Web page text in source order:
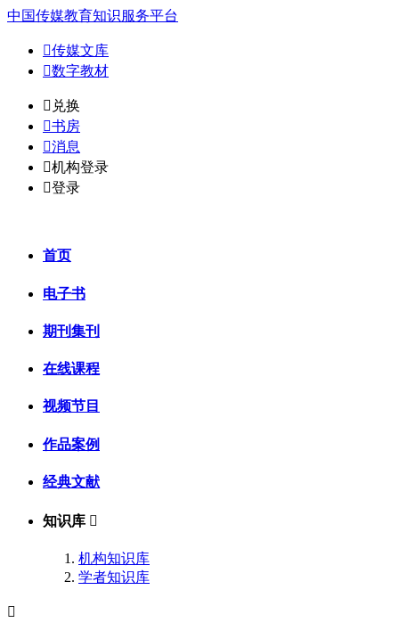
中国传媒教育知识服务平台
传媒文库
数字教材
𐈈 兑换
书房
消息
机构登录
登录
首页
电子书
期刊集刊
在线课程
视频节目
作品案例
经典文献
知识库 
机构知识库
学者知识库
